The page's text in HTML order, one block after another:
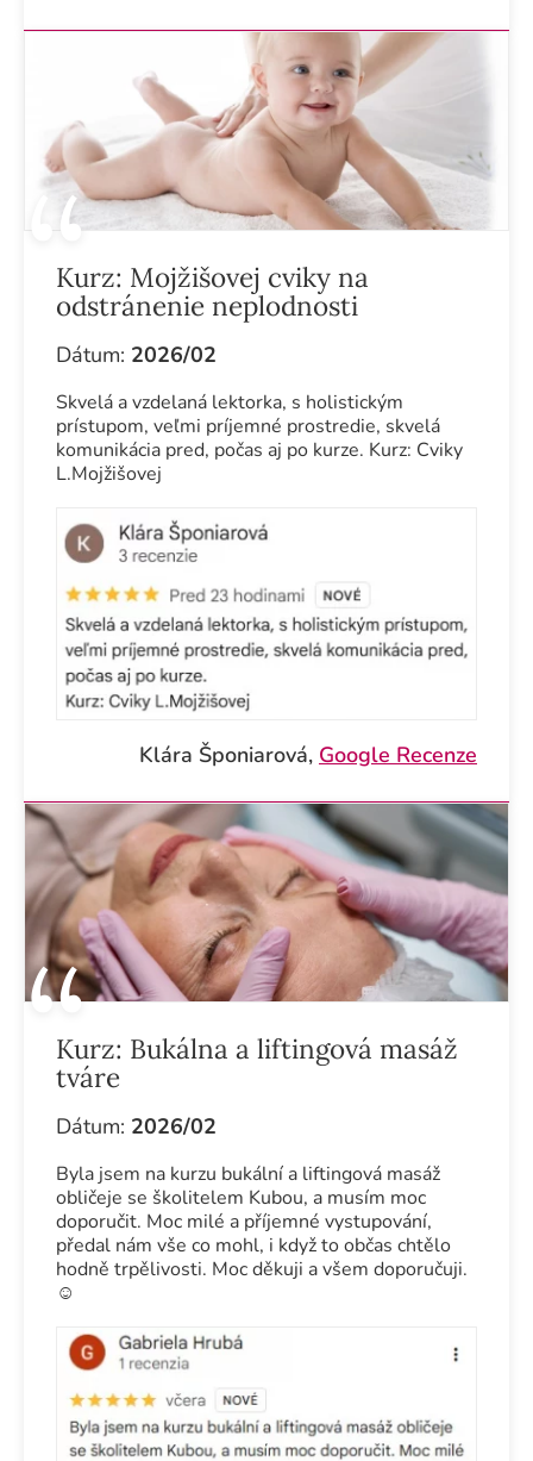
Kurz: Mojžišovej cviky na
odstránenie neplodnosti
Dátum: 2026/02
Skvelá a vzdelaná lektorka, s holistickým
prístupom, veľmi príjemné prostredie, skvelá
komunikácia pred, počas aj po kurze. Kurz: Cviky
L.Mojžišovej
Klára Šponiarová, Google Recenze
Kurz: Bukálna a liftingová masáž
tváre
Dátum: 2026/02
Byla jsem na kurzu bukální a liftingová masáž
obličeje se školitelem Kubou, a musím moc
doporučit. Moc milé a příjemné vystupování,
předal nám vše co mohl, i když to občas chtělo
hodně trpělivosti. Moc děkuji a všem doporučuji.
☺️